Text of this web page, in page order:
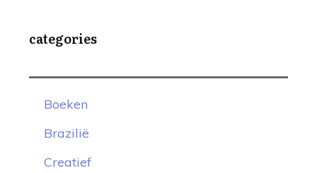
categories
Boeken
Brazilië
Creatief